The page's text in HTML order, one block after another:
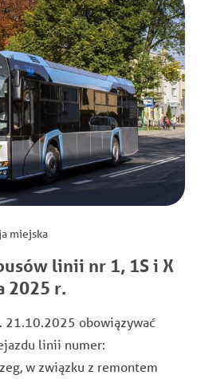
miejska
linii nr 1, 1S i X
2025 r.
21.10.2025 obowiązywać
linii numer:
w związku z remontem